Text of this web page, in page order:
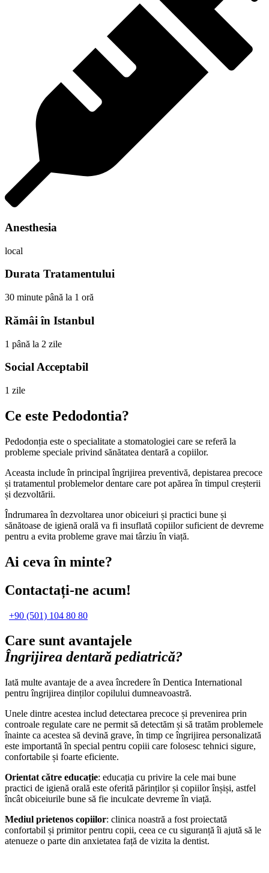
Anesthesia
local
Durata Tratamentului
30 minute până la 1 oră
Rămâi în Istanbul
1 până la 2 zile
Social Acceptabil
1 zile
Ce este Pedodontia?
Pedodonția este o specialitate a stomatologiei care se referă la
probleme speciale privind sănătatea dentară a copiilor.
Aceasta include în principal îngrijirea preventivă, depistarea precoce
și tratamentul problemelor dentare care pot apărea în timpul creșterii
și dezvoltării.
Îndrumarea în dezvoltarea unor obiceiuri și practici bune și
sănătoase de igienă orală va fi insuflată copiilor suficient de devreme
pentru a evita probleme grave mai târziu în viață.
Ai ceva în minte?
Contactați-ne acum!
+90 (501) 104 80 80
Care sunt avantajele
Îngrijirea dentară pediatrică?
Iată multe avantaje de a avea încredere în Dentica International
pentru îngrijirea dinților copilului dumneavoastră.
Unele dintre acestea includ detectarea precoce și prevenirea prin
controale regulate care ne permit să detectăm și să tratăm problemele
înainte ca acestea să devină grave, în timp ce îngrijirea personalizată
este importantă în special pentru copiii care folosesc tehnici sigure,
confortabile și foarte eficiente.
Orientat către educație: educația cu privire la cele mai bune
practici de igienă orală este oferită părinților și copiilor înșiși, astfel
încât obiceiurile bune să fie inculcate devreme în viață.
Mediul prietenos copiilor: clinica noastră a fost proiectată
confortabil și primitor pentru copii, ceea ce cu siguranță îi ajută să le
atenueze o parte din anxietatea față de vizita la dentist.